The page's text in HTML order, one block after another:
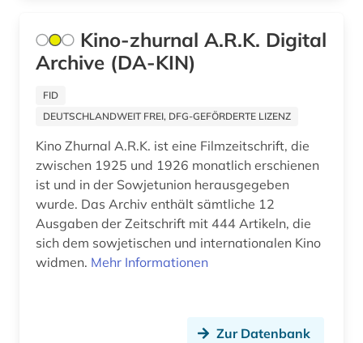
Kino-zhurnal A.R.K. Digital
Archive (DA-KIN)
FID
DEUTSCHLANDWEIT FREI, DFG-GEFÖRDERTE LIZENZ
Kino Zhurnal A.R.K. ist eine Filmzeitschrift, die
zwischen 1925 und 1926 monatlich erschienen
ist und in der Sowjetunion herausgegeben
wurde. Das Archiv enthält sämtliche 12
Ausgaben der Zeitschrift mit 444 Artikeln, die
sich dem sowjetischen und internationalen Kino
widmen. Mehr Informationen
Zur Datenbank